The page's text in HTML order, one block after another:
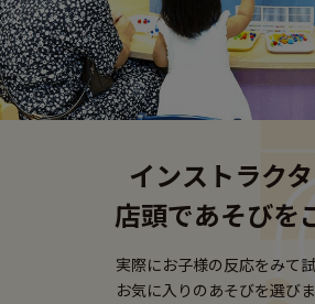
インストラク
店頭であそびを
実際にお子様の反応をみて
お気に入りのあそびを選び